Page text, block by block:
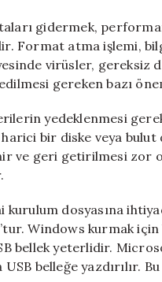
gidermek,
Format atma işlemi,
virüsler,
gereken bazı
yedeklenmesi
bir diske veya bulut
ve geri getirilmesi zor
dosyasına
Windows kurmak için
bellek yeterlidir.
belleğe yazdırılır.